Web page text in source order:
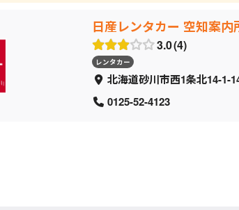
日産レンタカー 空知案内
3.0 4
レンタカー
北海道砂川市西1条北14-1-
0125-52-4123